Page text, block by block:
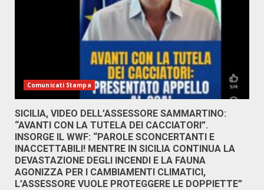
Comunicati Stampa
SICILIA, VIDEO DELL’ASSESSORE SAMMARTINO:
“AVANTI CON LA TUTELA DEI CACCIATORI”.
INSORGE IL WWF: “PAROLE SCONCERTANTI E
INACCETTABILI! MENTRE IN SICILIA CONTINUA LA
DEVASTAZIONE DEGLI INCENDI E LA FAUNA
AGONIZZA PER I CAMBIAMENTI CLIMATICI,
L’ASSESSORE VUOLE PROTEGGERE LE DOPPIETTE”